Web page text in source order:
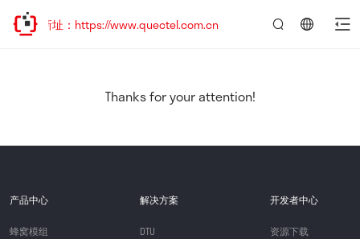
迎访问新址：https://www.quectel.com.cn
Thanks for your attention!
产品中心
蜂窝模组
解决方案
DTU
开发者中心
资源下载